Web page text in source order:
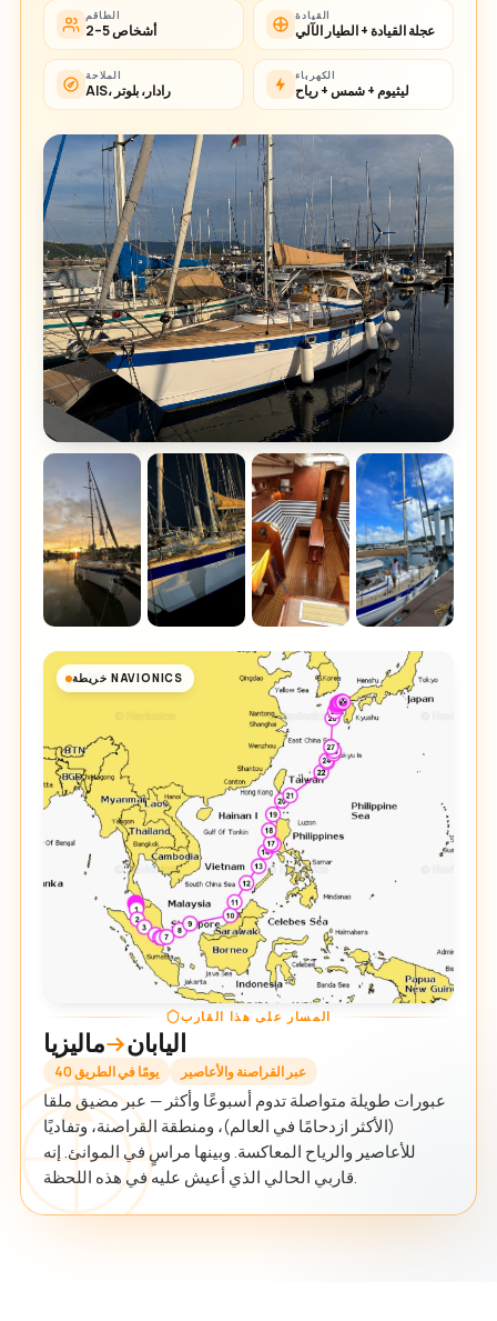
الطاقم
2–5 أشخاص
القيادة
عجلة القيادة + الطيار الآلي
الملاحة
AIS، رادار، بلوتر
الكهرباء
ليثيوم + شمس + رياح
خريطة NAVIONICS
المسار على هذا القارب
ماليزيا اليابان
40 يومًا في الطريق عبر القراصنة والأعاصير
عبورات طويلة متواصلة تدوم أسبوعًا وأكثر — عبر مضيق ملقا
(الأكثر ازدحامًا في العالم)، ومنطقة القراصنة، وتفاديًا
للأعاصير والرياح المعاكسة. وبينها مراسٍ في الموانئ. إنه
قاربي الحالي الذي أعيش عليه في هذه اللحظة.